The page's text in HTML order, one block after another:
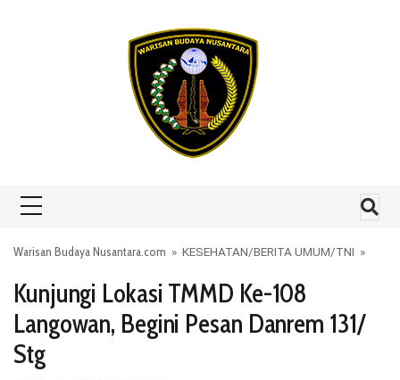
Warisan Budaya Nusantara.com » KESEHATAN/BERITA UMUM/TNI »
Kunjungi Lokasi TMMD Ke-108
Langowan, Begini Pesan Danrem 131/
Stg